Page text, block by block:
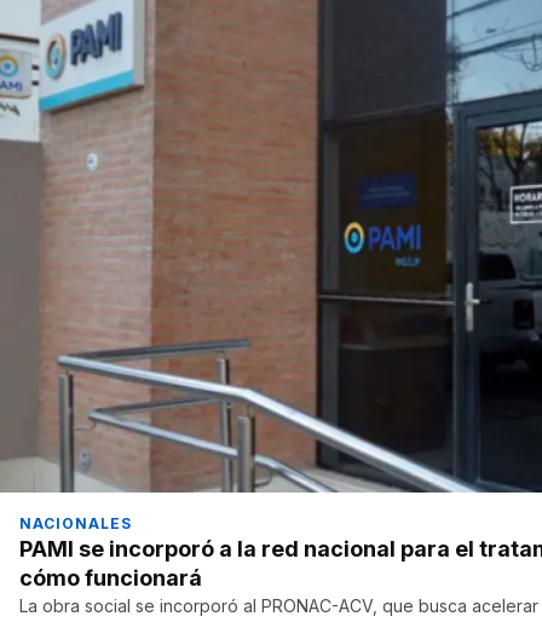
NACIONALES
PAMI se incorporó a la red nacional para el
cómo funcionará
La obra social se incorporó al PRONAC-ACV, que busca